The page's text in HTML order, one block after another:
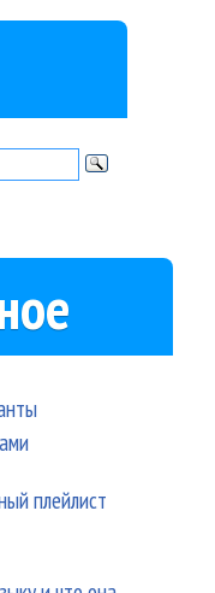
плейлист